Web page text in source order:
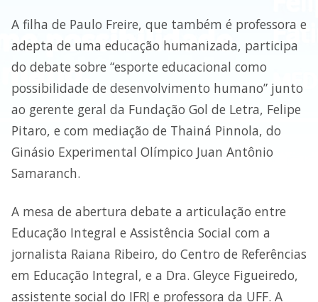
A filha de Paulo Freire, que também é professora e
adepta de uma educação humanizada, participa
do debate sobre “esporte educacional como
possibilidade de desenvolvimento humano” junto
ao gerente geral da Fundação Gol de Letra, Felipe
Pitaro, e com mediação de Thainá Pinnola, do
Ginásio Experimental Olímpico Juan Antônio
Samaranch.
A mesa de abertura debate a articulação entre
Educação Integral e Assistência Social com a
jornalista Raiana Ribeiro, do Centro de Referências
em Educação Integral, e a Dra. Gleyce Figueiredo,
assistente social do IFRJ e professora da UFF. A